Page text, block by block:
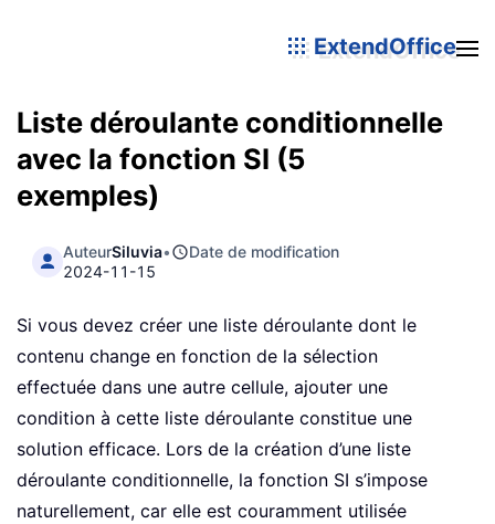
ExtendOffice
Liste déroulante conditionnelle
avec la fonction SI (5
exemples)
AuteurSiluvia•
Date de modification
2024-11-15
Si vous devez créer une liste déroulante dont le
contenu change en fonction de la sélection
effectuée dans une autre cellule, ajouter une
condition à cette liste déroulante constitue une
solution efficace. Lors de la création d’une liste
déroulante conditionnelle, la fonction SI s’impose
naturellement, car elle est couramment utilisée